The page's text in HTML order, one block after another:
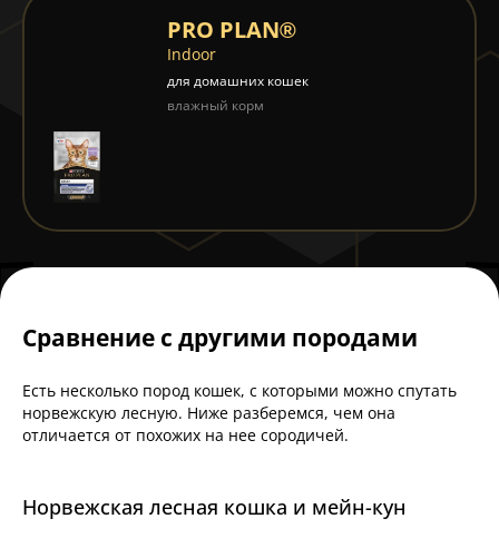
PRO PLAN®
Indoor
для домашних кошек
влажный корм
Сравнение с другими породами
Есть несколько пород кошек, с которыми можно спутать
норвежскую лесную. Ниже разберемся, чем она
отличается от похожих на нее сородичей.
Норвежская лесная кошка и мейн-кун